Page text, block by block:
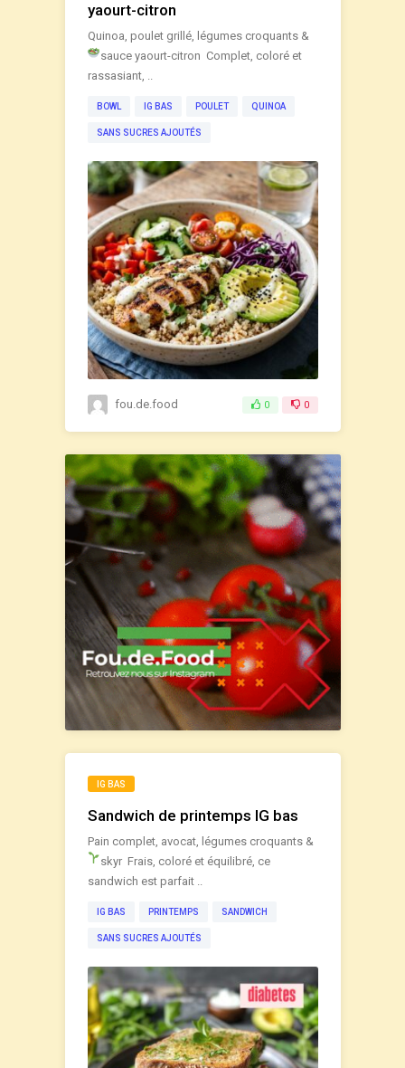
yaourt-citron
Quinoa, poulet grillé, légumes croquants &
sauce yaourt-citron Complet, coloré et
rassasiant, ..
BOWL IG BAS POULET QUINOA
SANS SUCRES AJOUTÉS
fou.de.food 0 0
IG BAS
Sandwich de printemps IG bas
Pain complet, avocat, légumes croquants &
skyr Frais, coloré et équilibré, ce
sandwich est parfait ..
IG BAS PRINTEMPS SANDWICH
SANS SUCRES AJOUTÉS